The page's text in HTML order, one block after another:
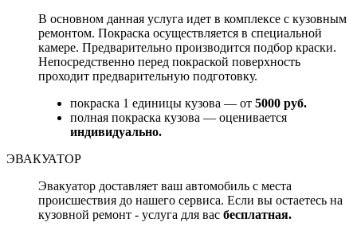
В основном данная услуга идет в комплексе с кузовным
ремонтом. Покраска осуществляется в специальной
камере. Предварительно производится подбор краски.
Непосредственно перед покраской поверхность
проходит предварительную подготовку.
покраска 1 единицы кузова — от 5000 руб.
полная покраска кузова — оценивается
индивидуально.
ЭВАКУАТОР
Эвакуатор доставляет ваш автомобиль с места
происшествия до нашего сервиса. Если вы остаетесь на
кузовной ремонт - услуга для вас бесплатная.